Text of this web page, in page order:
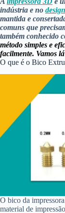
indústria e no design
mantida e
comuns que
também conhecido
método simples e
facilmente. Vamos
O que é o Bico
O bico da
material de